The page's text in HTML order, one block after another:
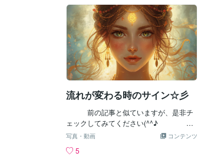
こうして聖地に足を運んだことで、自分
の内側と向き合う時間になりました。今
後、自分にとって本当に安心できる居場
所や交流を築いていきたい☘️そんな、牡
羊座スタートの始まりを感じた春分でし
た✨️みなさんは「土台を整える」って、
どんなことを意識していますか？あなた
にとっての「土台」、ぜひ教えてくださ
いね💞ここまで読んでくださり、ありが
「黄道」と 地球の赤道を天空に延長した
「天の赤道」が交わる地点で毎年3月20
日前後に重なります。 緻密でなく大雑把
な図ですが(笑) イメージ的にはこんな感
じです。 イースターは、 ①その年の春分
が過ぎた ②最初の満月後の ③日曜日 と
いう決まりがあるそうです。 ちなみに20
22年の日本の場合は ①春分は3月21日 ②
その後最初の満月は4月16日(土) ③翌日
スターの日付になります。余談ですが春
分が過ぎた最初の満月には パスカル満月
という名称がついています。 少しややこ
しいお話しでしたが 今日もお読みいただ
流れが変わる時のサイン☆彡
前の記事と似ていますが、是非チ
ェックしてみてください(^^♪
コンテンツ
写真・動画
5